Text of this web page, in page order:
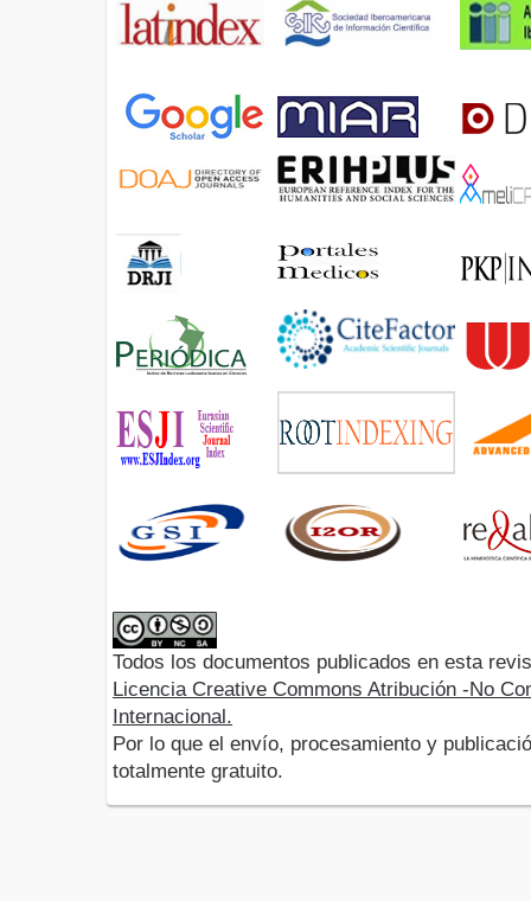
Todos los documentos publicados en esta
Licencia Creative Commons Atribución -No
Internacional.
Por lo que el envío, procesamiento y
totalmente gratuito.